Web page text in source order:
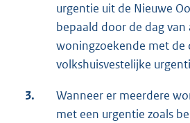
urgentie uit de Nieuwe
bepaald door de dag van
woningzoekende met de
volkshuisvestelijke
3.
Wanneer er meerdere
met een urgentie zoals